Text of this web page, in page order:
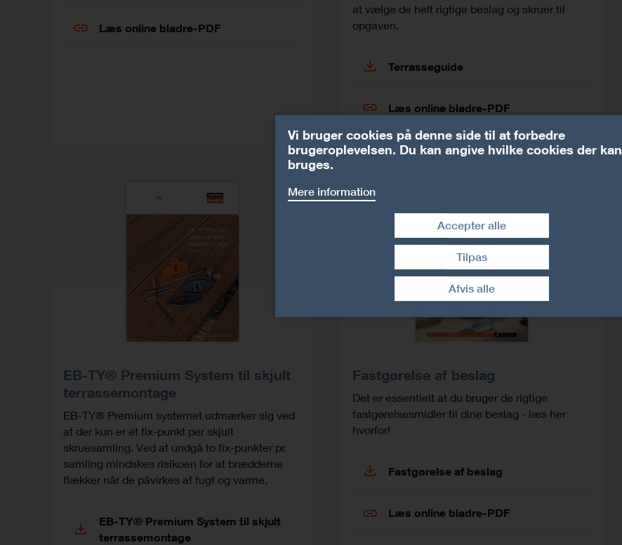
Læs online bladre-PDF
at vælge de helt rigtige beslag og skruer til
opgaven.
Terrasseguide
Læs online bladre-PDF
EB-TY® Premium System til skjult
terrassemontage
EB-TY® Premium systemet udmærker sig ved
at der kun er ét fix-punkt per skjult
skruesamling. Ved at undgå to fix-punkter pr.
samling mindskes risikoen for at brædderne
flækker når de påvirkes af fugt og varme.
EB-TY® Premium System til skjult
terrassemontage
Fastgørelse af beslag
Det er essentielt at du bruger de rigtige
fastgørelsesmidler til dine beslag - læs her
hvorfor!
Fastgørelse af beslag
Læs online bladre-PDF
Vi bruger cookies på denne side til at forbedre
brugeroplevelsen. Du kan angive hvilke cookies der kan
bruges.
Mere information
Afvis alle
Accepter alle
Træk samtykke tilbage
Tilpas